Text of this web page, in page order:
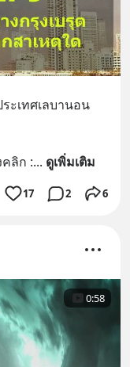
ะเทศเลบานอน
ลิก :... ดูเพิ่มเติม
17 2 6
0:58